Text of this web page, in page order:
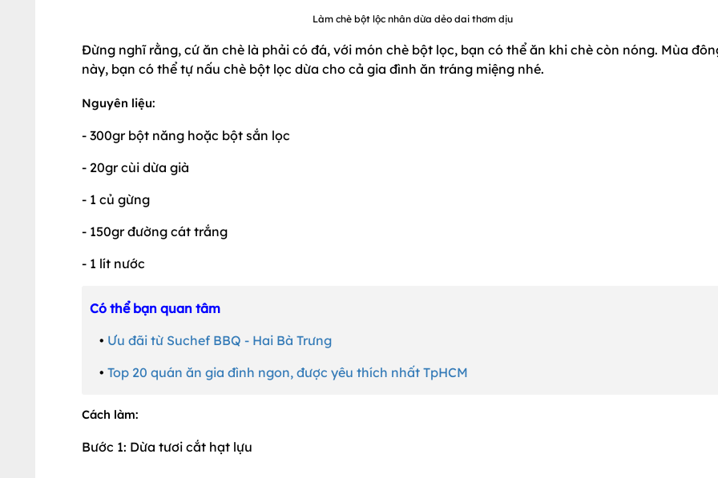
Làm chè bột lộc nhân dừa dẻo dai thơm dịu
Đừng nghĩ rằng, cứ ăn chè là phải có đá, với món chè bột lọc, bạn có thể ăn khi chè còn nóng. Mùa
này, bạn có thể tự nấu chè bột lọc dừa cho cả gia đình ăn tráng miệng nhé.
Nguyên liệu:
- 300gr bột năng hoặc bột sắn lọc
- 20gr cùi dừa già
- 1 củ gừng
- 150gr đường cát trắng
- 1 lít nước
Có thể bạn quan tâm
• Ưu đãi từ Suchef BBQ - Hai Bà Trưng
• Top 20 quán ăn gia đình ngon, được yêu thích nhất TpHCM
Cách làm:
Bước 1: Dừa tươi cắt hạt lựu